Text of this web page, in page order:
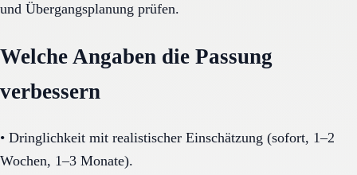
und Übergangsplanung prüfen.
Welche Angaben die Passung
verbessern
• Dringlichkeit mit realistischer Einschätzung (sofort, 1–2
Wochen, 1–3 Monate).